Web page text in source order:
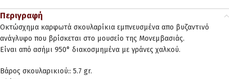
Περιγραφή
Οκτώσχημα καρφωτά σκουλαρίκια εμπνευσμένα απο βυζαντινό
ανάγλυφο που βρίσκεται στο μουσείο της Μονεμβασιάς.
Είναι από ασήμι 950° διακοσμημένα με γράνες χαλκού.
Βάρος σκουλαρικιού:: 5.7 gr.